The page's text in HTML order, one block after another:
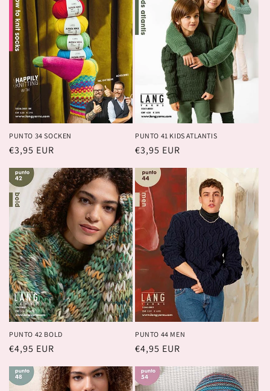
PUNTO 34 SOCKEN
Prix
€3,95 EUR
PUNTO 41 KIDS ATLANTIS
Prix
€3,95 EUR
PUNTO 42 BOLD
Prix
€4,95 EUR
PUNTO 44 MEN
Prix
€4,95 EUR